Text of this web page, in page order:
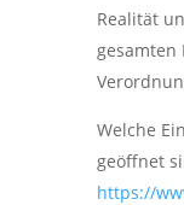
Realität
gesamten
Welche
geöffnet
https://